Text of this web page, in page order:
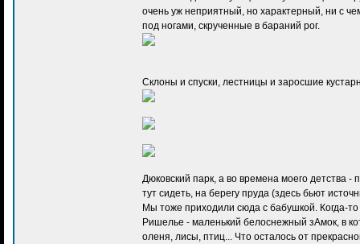
очень уж неприятный, но характерный, ни с
под ногами, скрученные в бараний рог.
Склоны и спуски, лестницы и заросшие
Дюковский парк, а во времена моего детства
тут сидеть, на берегу пруда (здесь бьют
Мы тоже приходили сюда с бабушкой. Когда-
Ришелье - маленький белоснежный зАмок, в
оленя, лисы, птиц... Что осталось от